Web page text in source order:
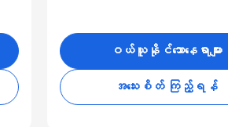
ဝယ်ယူနိုင်သောနေရာများ
အသေးစိတ် ကြည့်ရန်